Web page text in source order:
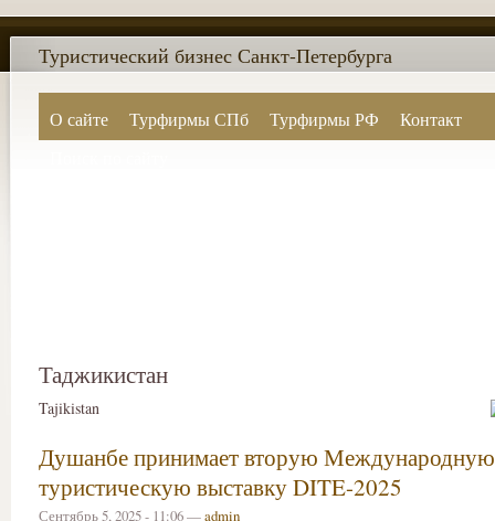
О сайте Турфирмы СПб Турфирмы РФ
Контакт
Туристический бизнес Санкт-Петербурга
Таджикистан
Tajikistan
Душанбе принимает вторую Международную
туристическую выставку DITE-2025
Сентябрь 5, 2025 - 11:06 —admin